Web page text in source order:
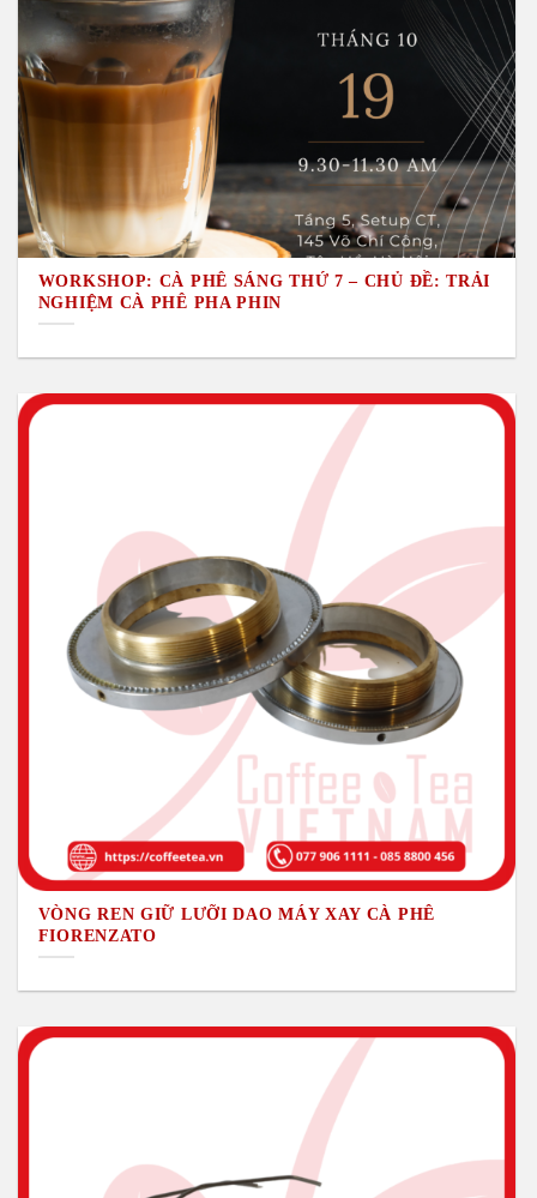
WORKSHOP: CÀ PHÊ SÁNG THỨ 7 – CHỦ ĐỀ: TRẢI
NGHIỆM CÀ PHÊ PHA PHIN
VÒNG REN GIỮ LƯỠI DAO MÁY XAY CÀ PHÊ
FIORENZATO